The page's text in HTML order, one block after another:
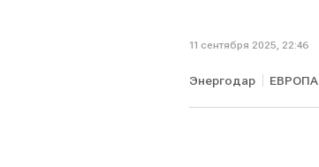
11 сентября 2025, 22:46
Энергодар ЕВРОПА